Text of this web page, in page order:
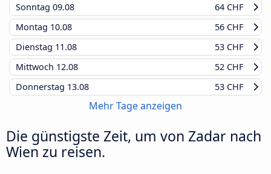
Sonntag 09.08
64 CHF
Montag 10.08
56 CHF
Dienstag 11.08
53 CHF
Mittwoch 12.08
52 CHF
Donnerstag 13.08 53 CHF
Mehr Tage anzeigen
Die günstigste Zeit, um von Zadar nach
Wien zu reisen.